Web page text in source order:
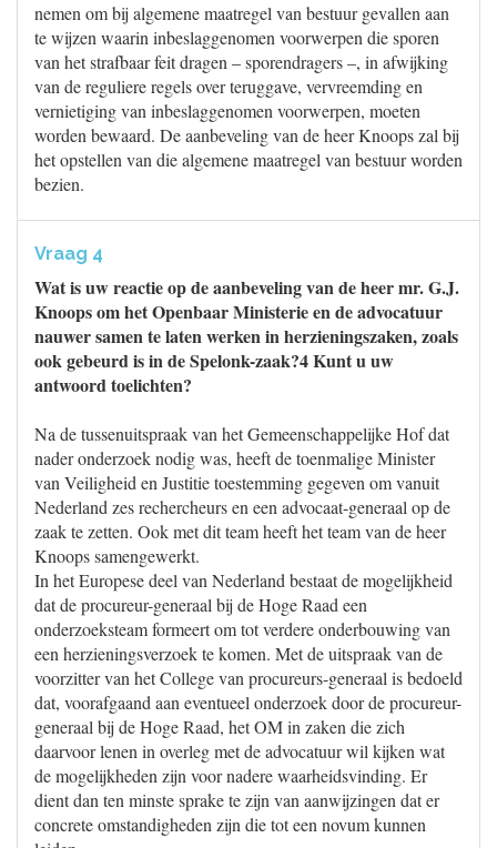
nemen om bij algemene maatregel van bestuur gevallen aan
te wijzen waarin inbeslaggenomen voorwerpen die sporen
van het strafbaar feit dragen – sporendragers –, in afwijking
van de reguliere regels over teruggave, vervreemding en
vernietiging van inbeslaggenomen voorwerpen, moeten
worden bewaard. De aanbeveling van de heer Knoops zal bij
het opstellen van die algemene maatregel van bestuur worden
bezien.
Vraag 4
Wat is uw reactie op de aanbeveling van de heer mr. G.J.
Knoops om het Openbaar Ministerie en de advocatuur
nauwer samen te laten werken in herzieningszaken, zoals
ook gebeurd is in de Spelonk-zaak?4 Kunt u uw
antwoord toelichten?
Na de tussenuitspraak van het Gemeenschappelijke Hof dat
nader onderzoek nodig was, heeft de toenmalige Minister
van Veiligheid en Justitie toestemming gegeven om vanuit
Nederland zes rechercheurs en een advocaat-generaal op de
zaak te zetten. Ook met dit team heeft het team van de heer
Knoops samengewerkt.
In het Europese deel van Nederland bestaat de mogelijkheid
dat de procureur-generaal bij de Hoge Raad een
onderzoeksteam formeert om tot verdere onderbouwing van
een herzieningsverzoek te komen. Met de uitspraak van de
voorzitter van het College van procureurs-generaal is bedoeld
dat, voorafgaand aan eventueel onderzoek door de procureur-
generaal bij de Hoge Raad, het OM in zaken die zich
daarvoor lenen in overleg met de advocatuur wil kijken wat
de mogelijkheden zijn voor nadere waarheidsvinding. Er
dient dan ten minste sprake te zijn van aanwijzingen dat er
concrete omstandigheden zijn die tot een novum kunnen